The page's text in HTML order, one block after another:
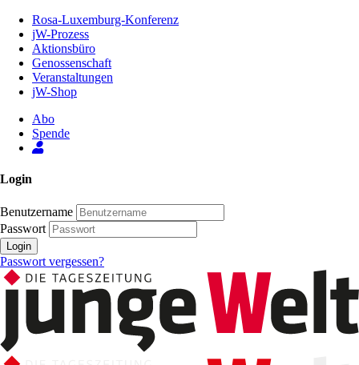
Inhalt
Seite
Rosa-Luxemburg-Konferenz
jW-Prozess
Aktionsbüro
Genossenschaft
Veranstaltungen
jW-Shop
Abo
Spende
Login
Benutzername
Passwort
Login
Passwort vergessen?